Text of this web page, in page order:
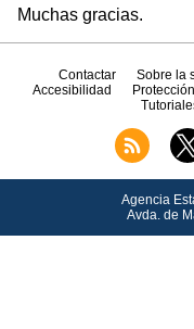
Muchas gracias.
Contactar Sobre la
Accesibilidad
Agencia
Avda.de